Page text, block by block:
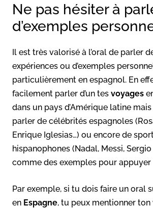
Ne pas hésiter à
d’exemples
Il est très valorisé à l’oral de parler
expériences ou d’exemples
particulièrement en espagnol. En
facilement parler d’un tes voyages
dans un pays d’Amérique latine
parler de célébrités espagnoles
Enrique Iglesias…) ou encore de
hispanophones (Nadal, Messi, Sergio
comme des exemples pour appuyer
Par exemple, si tu dois faire un oral
en Espagne, tu peux mentionner ton